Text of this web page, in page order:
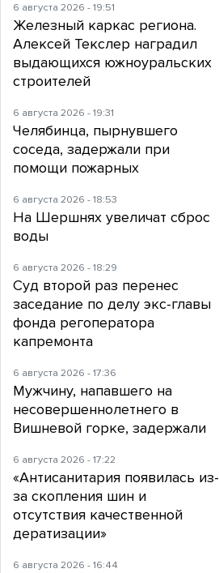
6 августа 2026 - 19:51
Железный каркас региона.
Алексей Текслер наградил
выдающихся южноуральских
строителей
6 августа 2026 - 19:31
Челябинца, пырнувшего
соседа, задержали при
помощи пожарных
6 августа 2026 - 18:53
На Шершнях увеличат сброс
воды
6 августа 2026 - 18:29
Суд второй раз перенес
заседание по делу экс-главы
фонда регоператора
капремонта
6 августа 2026 - 17:36
Мужчину, напавшего на
несовершеннолетнего в
Вишневой горке, задержали
6 августа 2026 - 17:22
«Антисанитария появилась из-
за скопления шин и
отсутствия качественной
дератизации»
6 августа 2026 - 16:44